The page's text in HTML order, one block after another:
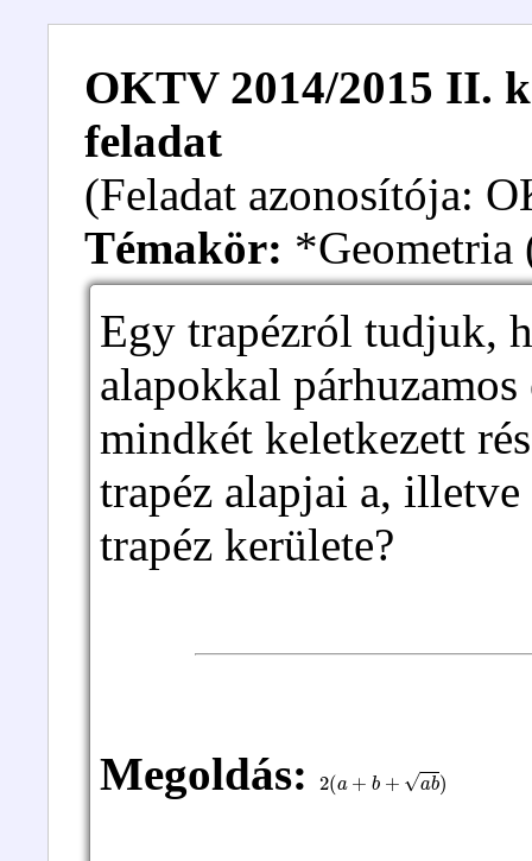
OKTV 2014/2015 II.
feladat
(Feladat azonosítója:
Témakör: *Geometria
Egy trapézról tudjuk,
alapokkal
mindkét keletkezett
trapéz alapjai a,
trapéz kerülete?
Megoldás: 2( b + b